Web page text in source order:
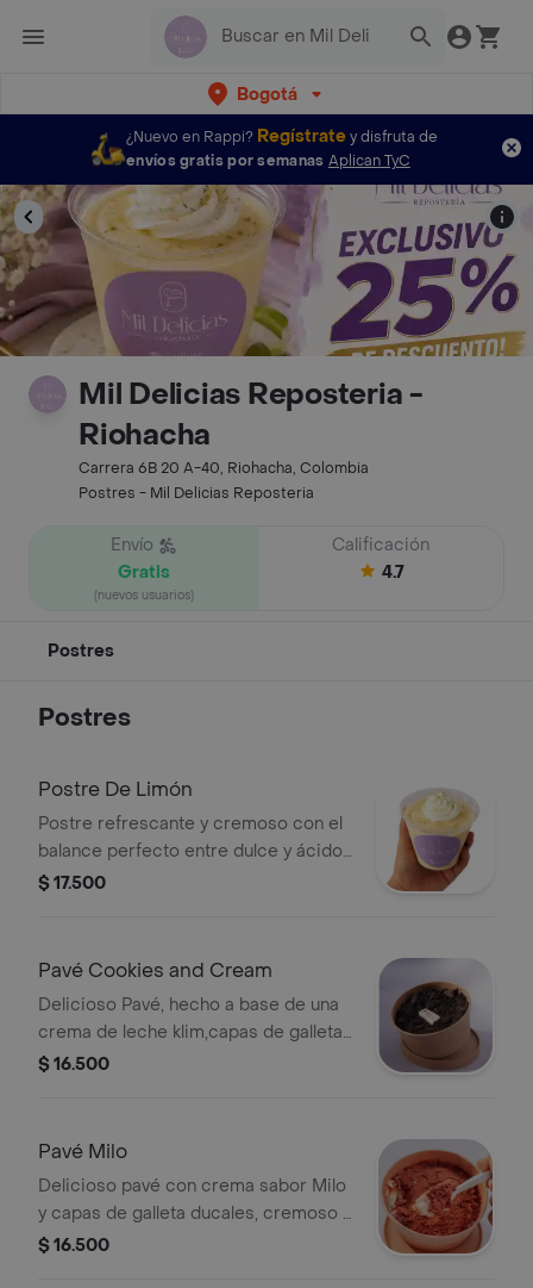
Bogotá
¿Nuevo en Rappi? Regístratey disfruta de
envíos gratis por semanas Aplican TyC
Mil Delicias Reposteria -
Riohacha
Carrera 6B 20 A-40, Riohacha, Colombia
Postres - Mil Delicias Reposteria
Envío
Gratis
(nuevos usuarios)
Calificación
4.7
Postres
Postres
Postre De Limón
Postre refrescante y cremoso con el
balance perfecto entre dulce y ácido,
9 oz
$ 17.500
Pavé Cookies and Cream
Delicioso Pavé, hecho a base de una
crema de leche klim,capas de galletas
ducales,arequipe colanta, decorado
$ 16.500
Pavé Milo
Delicioso pavé con crema sabor Milo
y capas de galleta ducales, cremoso y
con sabor intenso a chocolate y
$ 16.500